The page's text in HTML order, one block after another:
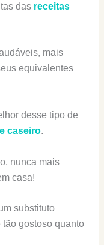
das receitas
mais
equivalentes
desse tipo de
caseiro.
nunca mais
casa!
substituto
gostoso quanto